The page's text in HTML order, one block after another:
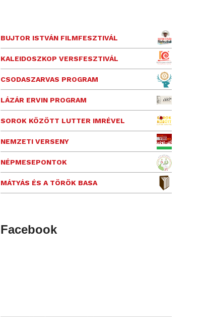
BUJTOR ISTVÁN FILMFESZTIVÁL
KALEIDOSZKOP VERSFESZTIVÁL
CSODASZARVAS PROGRAM
LÁZÁR ERVIN PROGRAM
SOROK KÖZÖTT LUTTER IMRÉVEL
NEMZETI VERSENY
NÉPMESEPONTOK
MÁTYÁS ÉS A TÖRÖK BASA
Facebook